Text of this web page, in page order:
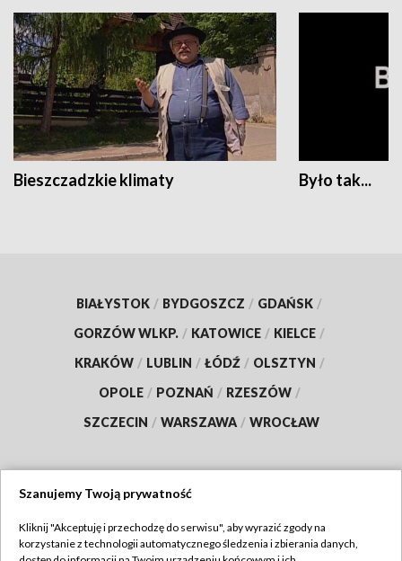
Bieszczadzkie klimaty Było tak...
BIAŁYSTOK / BYDGOSZCZ / GDAŃSK /
GORZÓW WLKP. / KATOWICE / KIELCE /
KRAKÓW / LUBLIN / ŁÓDŹ / OLSZTYN /
OPOLE / POZNAŃ / RZESZÓW /
SZCZECIN / WARSZAWA / WROCŁAW
TVP
Szanujemy Twoją prywatność
Kliknij "Akceptuję i przechodzę do serwisu", aby wyrazić zgody na
korzystanie z technologii automatycznego śledzenia i zbierania danych,